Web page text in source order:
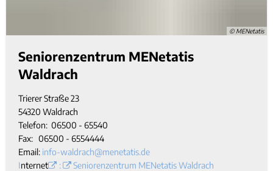
© MENetatis
Seniorenzentrum MENetatis
Waldrach
Trierer Straße 23
54320 Waldrach
Telefon: 06500 - 65540
Fax: 06500 - 6554444
Email: info-waldrach@menetatis.de
Internet : Seniorenzentrum MENetatis Waldrach